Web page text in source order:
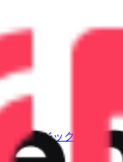
AIミュージックビデオ